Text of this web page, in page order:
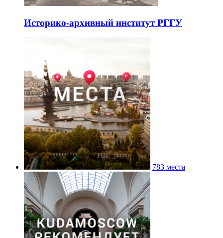
Историко-архивный институт РГГУ
783 места